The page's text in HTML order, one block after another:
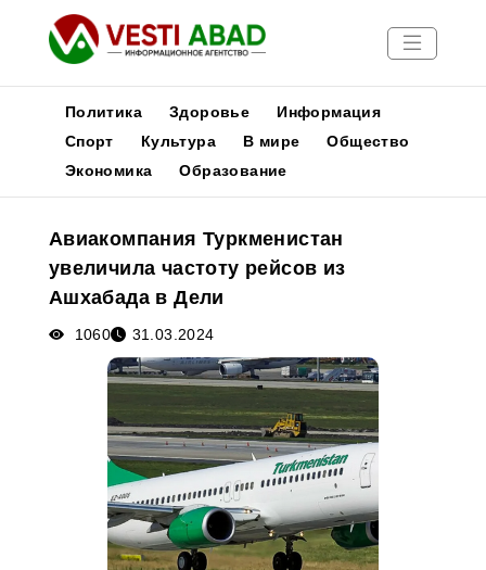
Новости
Медиа
Афиша
Политика Здоровье
Информация
Спорт
Культура В мире
Общество
Экономика
Образование
Авиакомпания Туркменистан
увеличила частоту рейсов из
Ашхабада в Дели
1060 31.03.2024